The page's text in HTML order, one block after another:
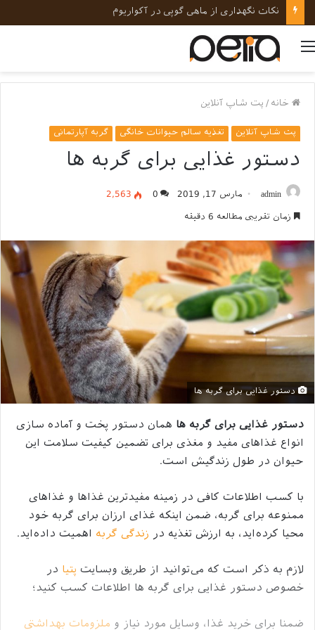
نکات نگهداری از ماهی گوپی در آکواریوم
منو
خانه / پت شاپ آنلاین
پت شاپ آنلاین تغذیه سالم حیوانات خانگی گربه آپارتمانی
دستور غذایی برای گربه ها
admin مارس 17, 2019 0
2,563
زمان تقریبی مطالعه 6 دقیقه
دستور غذایی برای گربه ها
دستور غذایی برای گربه ها همان دستور پخت و آماده سازی
انواع غذاهای مفید و مغذی برای تضمین کیفیت سلامت این
حیوان در طول زندگیش است.
با کسب اطلاعات کافی در زمینه مفیدترین غذاها و غذاهای
ممنوعه برای گربه، ضمن اینکه غذای ارزان برای گربه خود
محیا کرده‌اید، به ارزش تغذیه در زندگی گربه اهمیت داده‌اید.
لازم به ذکر است که می‌توانید از طریق وبسایت پتیا در
خصوص دستور غذایی برای گربه ها اطلاعات کسب کنید؛
ضمنا برای خرید غذا، وسایل مورد نیاز و ملزومات بهداشتی